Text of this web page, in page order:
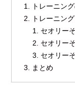
トレーニン
トレーニン
セオリー
セオリー
セオリー
まとめ